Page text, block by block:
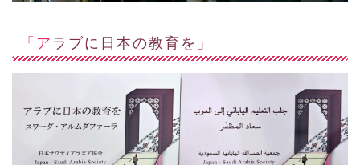
「アラブに日本の教育を」